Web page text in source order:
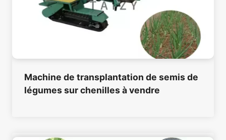
Machine de transplantation de semis de
légumes sur chenilles à vendre